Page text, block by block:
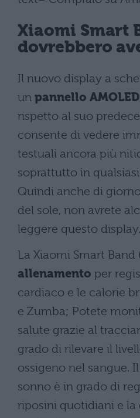
Xiaomi Smart
dovrebbero
Il nuovo display a
un pannello
rispetto al suo
consente di vedere
testuali ancora più
soprattutto in
Quindi anche di
del sole, non avrete
leggere questo display.
La Xiaomi Smart Band
allenamento per
cardiaco e le calorie
e Zumba; Potete
salute grazie al
grado di rilevare il
ossigeno nel sangue.
sonno è in grado di
riposini quotidiani e la